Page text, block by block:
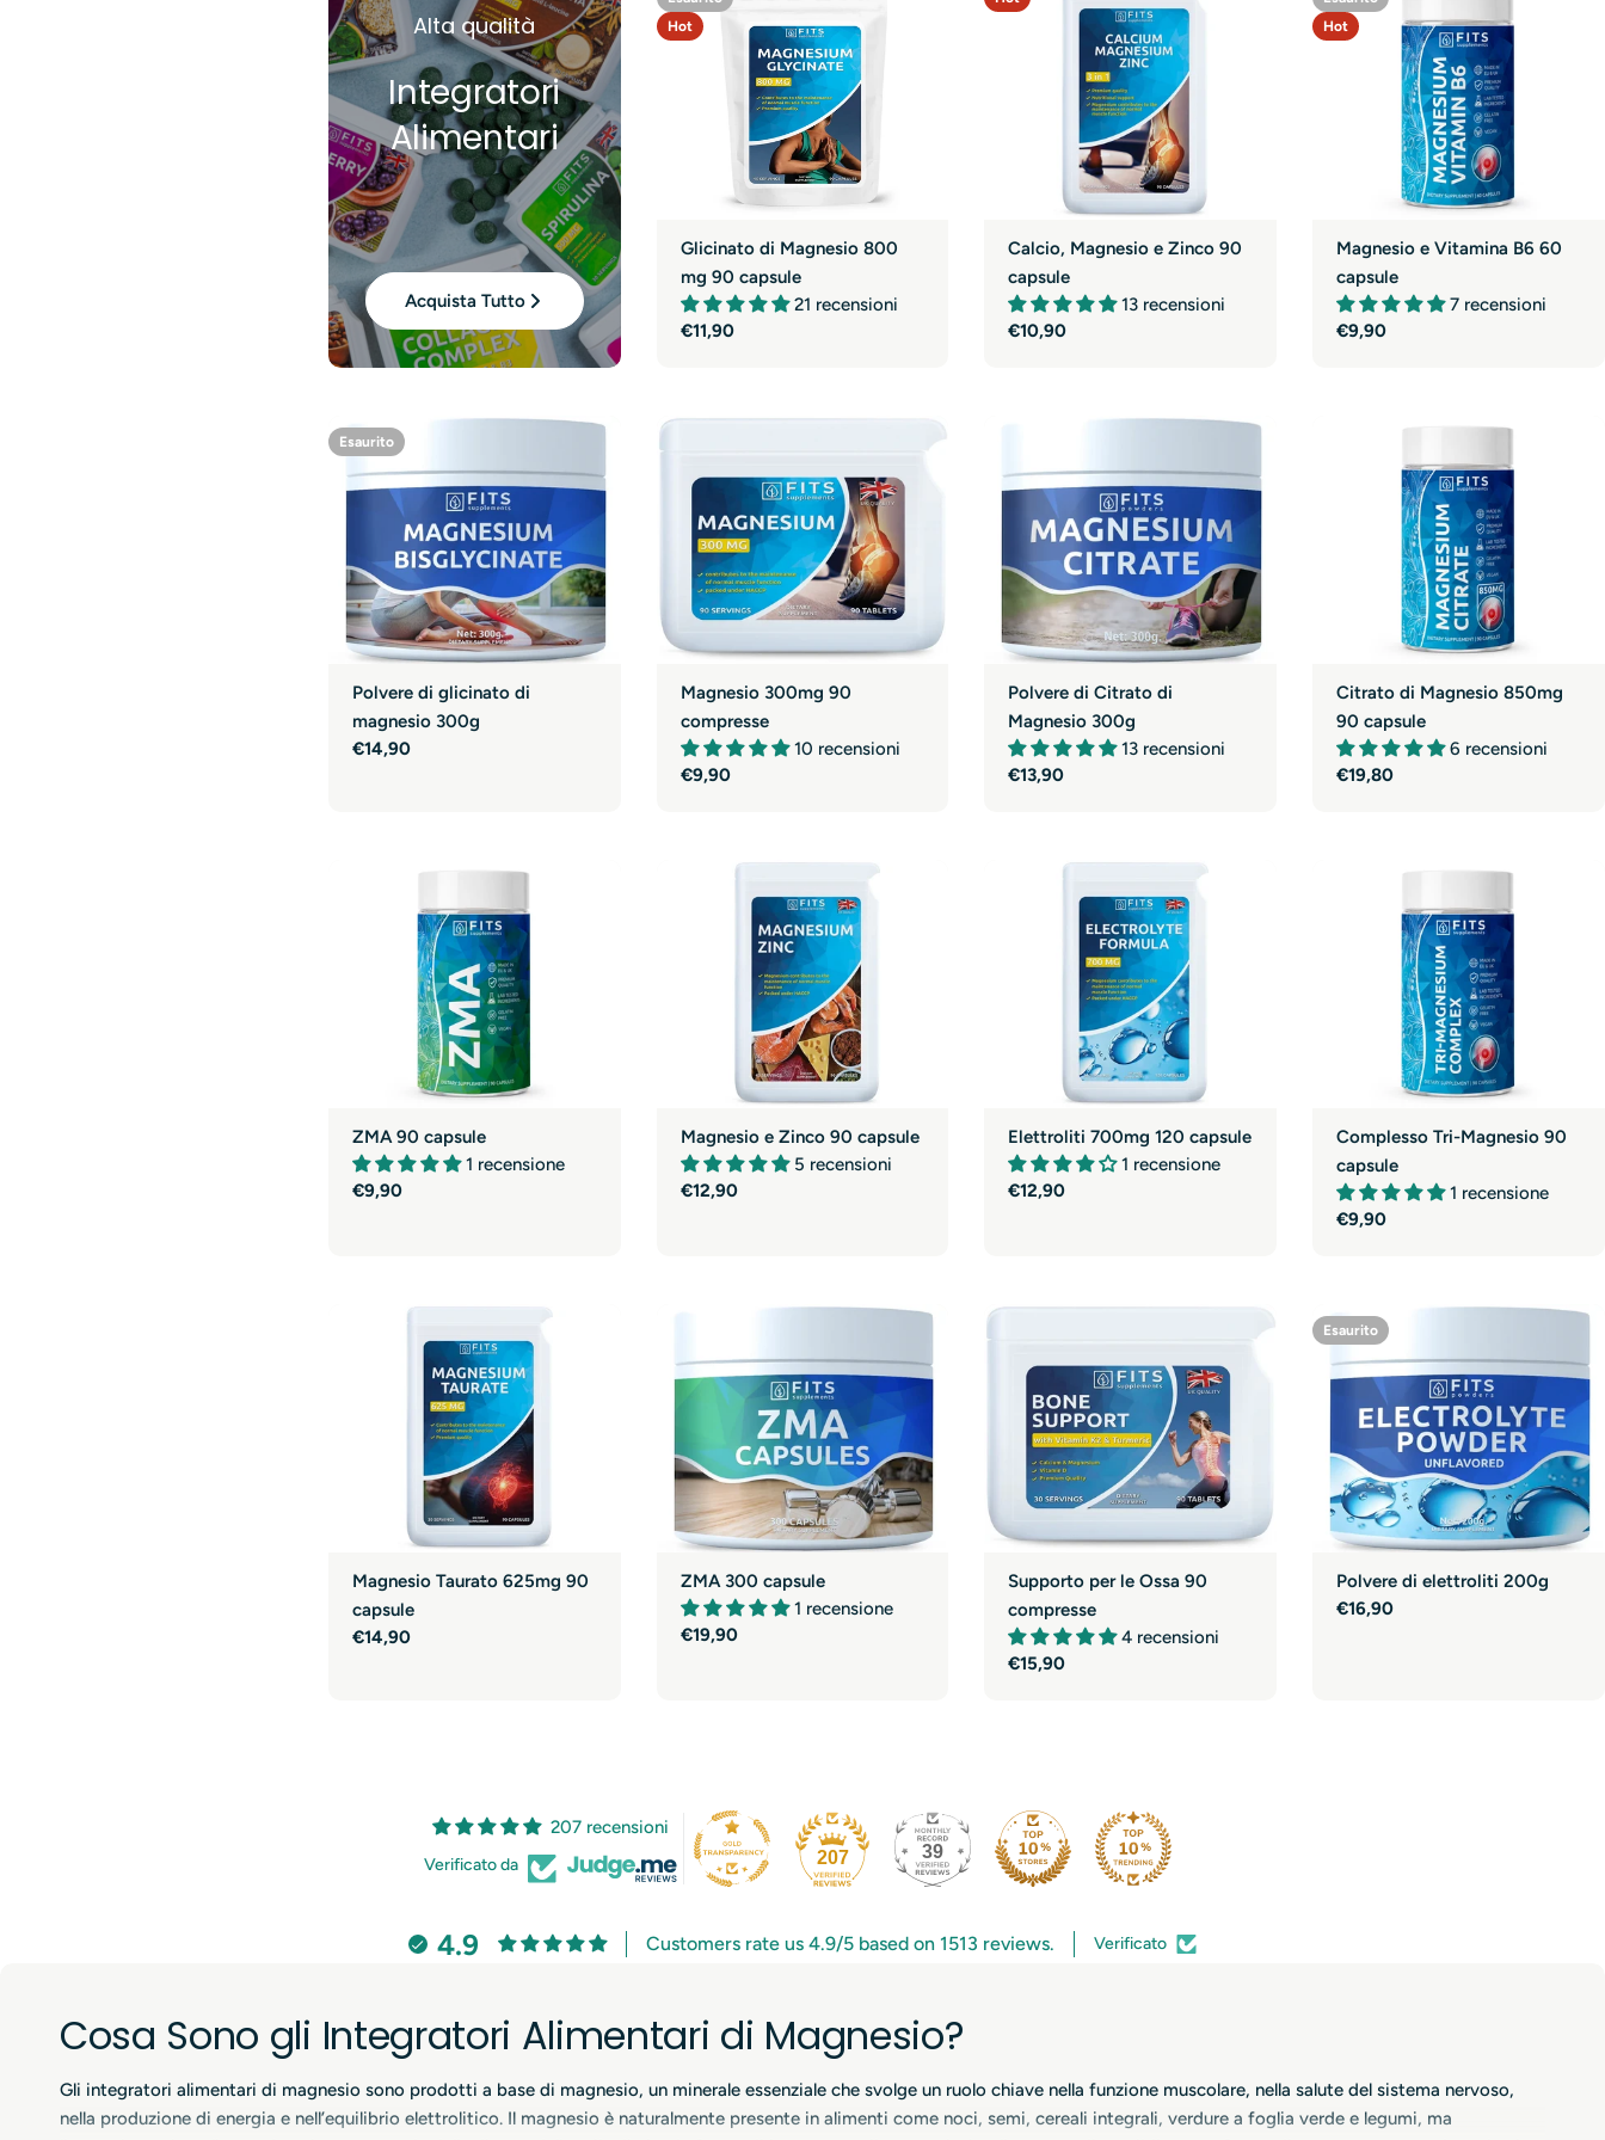
Alta qualità
Integratori
Alimentari
Acquista Tutto
Hot
Glicinato di Magnesio 800
mg 90 capsule
21 recensioni
Prezzo
€11,90
Calcio, Magnesio e Zinco 90
capsule
13 recensioni
Prezzo
€10,90
Hot
Magnesio e Vitamina B6 60
capsule
7 recensioni
Prezzo
€9,90
Esaurito
Polvere di glicinato di
magnesio 300g
Prezzo
€14,90
Magnesio 300mg 90
compresse
10 recensioni
Prezzo
€9,90
Polvere di Citrato di
Magnesio 300g
13 recensioni
Prezzo
€13,90
Citrato di Magnesio 850mg
90 capsule
6 recensioni
Prezzo
€19,80
ZMA 90 capsule
1 recensione
Prezzo
€9,90
Magnesio e Zinco 90 capsule
5 recensioni
Prezzo
€12,90
Elettroliti 700mg 120 capsule
1 recensione
Prezzo
€12,90
Complesso Tri-Magnesio 90
capsule
1 recensione
Prezzo
€9,90
Magnesio Taurato 625mg 90
capsule
Prezzo
€14,90
ZMA 300 capsule
1 recensione
Prezzo
€19,90
Supporto per le Ossa 90
compresse
4 recensioni
Prezzo
€15,90
Esaurito
Polvere di elettroliti 200g
Prezzo
€16,90
207 recensioni
Verificato da 207 39
4.9 Customers rate us 4.9/5 based on 1513 reviews. Verificato
Cosa Sono gli Integratori Alimentari di Magnesio?
Gli integratori alimentari di magnesio sono prodotti a base di magnesio, un minerale essenziale che svolge un ruolo chiave nella funzione muscolare, nella salute del sistema nervoso,
nella produzione di energia e nell’equilibrio elettrolitico. Il magnesio è naturalmente presente in alimenti come noci, semi, cereali integrali, verdure a foglia verde e legumi, ma